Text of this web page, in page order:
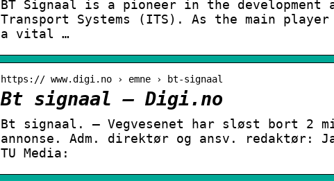
BT Signaal is a pioneer in the
Transport Systems (ITS). As the main
a vital …
https:// www.digi.no › emne › bt-signaal
Bt signaal – Digi.no
Bt signaal. – Vegvesenet har sløst bort 2
annonse. Adm. direktør og ansv. redaktør:
TU Media: